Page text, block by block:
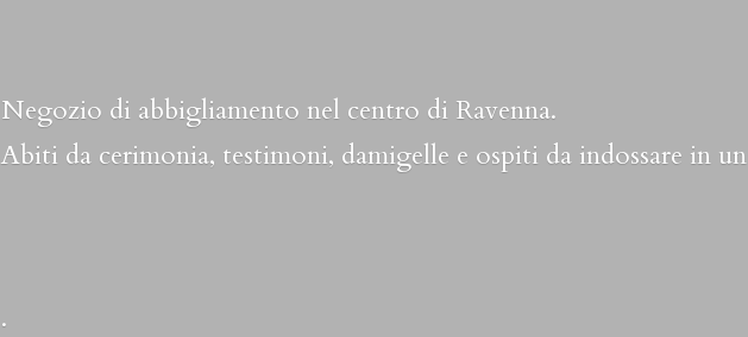
Negozio di abbigliamento nel centro di Ravenna.
Abiti da cerimonia, testimoni, damigelle e ospiti da indossare in un
.